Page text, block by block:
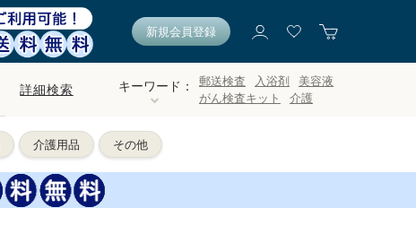
新規会員登録
詳細検索 キーワード： 郵送検査 入浴剤
美容液
がん検査キット
介護
介護用品 その他